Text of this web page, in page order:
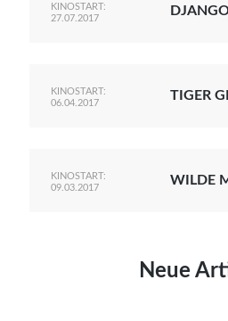
KINOSTART:
27.07.2017
KINOSTART:
06.04.2017
TIGER
KINOSTART:
09.03.2017
WILDE
Neue